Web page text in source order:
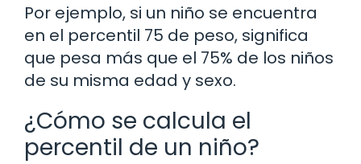
Por ejemplo, si un niño se encuentra
en el percentil 75 de peso, significa
que pesa más que el 75% de los niños
de su misma edad y sexo.
¿Cómo se calcula el
percentil de un niño?